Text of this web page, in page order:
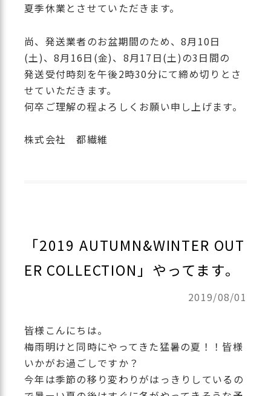
夏季休業とさせていただきます。
尚、発送業者のお盆期間のため、8月10日
(土)、8月16日(金)、8月17日(土)の3日間の
発送受付時刻を午後2時30分にて締め切りとさ
せていただきます。
何卒ご理解の程よろしくお願い申し上げます。
株式会社 都繊維
「2019 AUTUMN&WINTER OUT
ER COLLECTION」やってます。
2019/08/01
皆様こんにちは。
梅雨明けと同時にやってきた猛暑の夏！！皆様
いかがお過ごしですか？
今年は季節の移り変わりがはっきりしているの